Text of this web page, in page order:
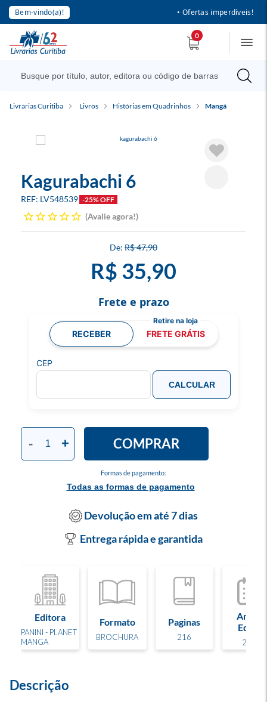
Bem-vindo(a)! • Ofertas imperdíveis!
0
Livrarias Curitiba Livros Histórias em Quadrinhos Mangá
Kagurabachi 6
LV548539 -25% OFF
Avalie agora!
R$ 47,90
R$ 35,90
Formas de pagamento:
Todas as formas de pagamento
- + COMPRAR
Frete e prazo
RECEBER FRETE GRÁTIS
CEP
CALCULAR
Devolução em até 7 dias
Entrega rápida e garantida
Editora
PANINI - PLANET
MANGA
Formato
BROCHURA
Paginas
216
Ano de
Edição
2026
Descrição